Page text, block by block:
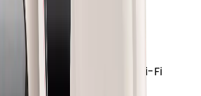
Nesil)
S9 Plus 256 GB 12.4 inç Wi-Fi